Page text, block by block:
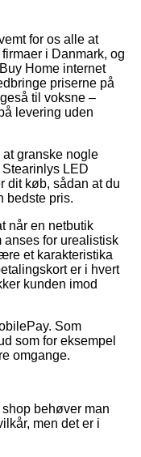
for os alle at
i Danmark, og
Home internet
priserne på
til voksne –
levering uden
granske nogle
LED
dit køb, sådan at du
bedste pris.
når en netbutik
for urealistisk
et karakteristika
er i hvert
kunden imod
Som
som for eksempel
omgange.
behøver man
men det er i